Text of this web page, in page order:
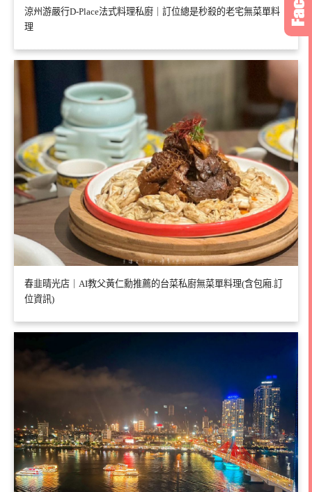
涼州游嚴行D-Place法式料理私廚｜訂位總是秒殺的老宅無菜單料
理
春韭晴光店｜AI教父黃仁勳推薦的台菜私廚無菜單料理(含包廂.訂
位資訊)